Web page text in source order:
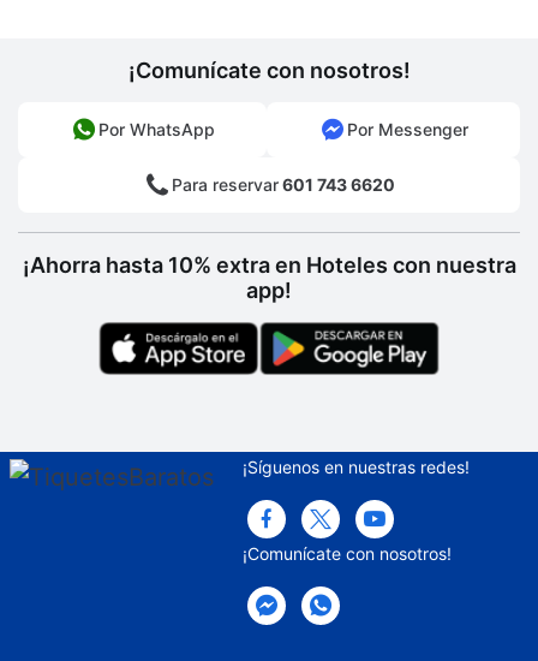
Sala¡Comunícate con nosotros!
Por WhatsApp Por Messenger
Para reservar601 743 6620
¡Ahorra hasta 10% extra en Hoteles con nuestra
app!
¡Síguenos en nuestras redes!
¡Comunícate con nosotros!